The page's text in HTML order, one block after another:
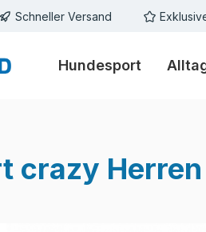
Schneller Versand
Hundesport
crazy